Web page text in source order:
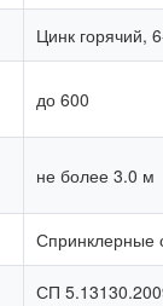
Цинк горячий,
до 600
не более 3.0 м
Спринклерные
СП